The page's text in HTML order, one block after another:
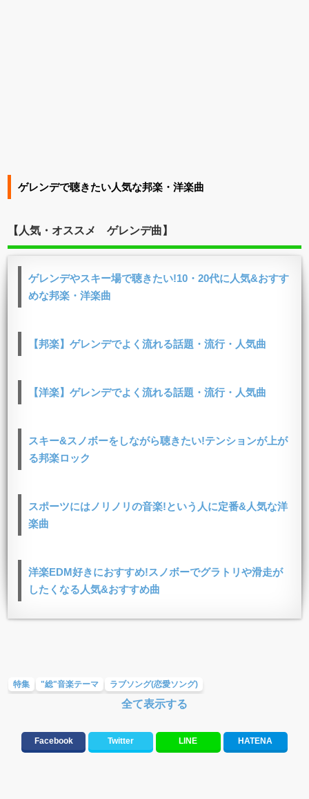
ゲレンデで聴きたい人気な邦楽・洋楽曲
【人気・オススメ ゲレンデ曲】
ゲレンデやスキー場で聴きたい!10・20代に人気&おすす
めな邦楽・洋楽曲
【邦楽】ゲレンデでよく流れる話題・流行・人気曲
【洋楽】ゲレンデでよく流れる話題・流行・人気曲
スキー&スノボーをしながら聴きたい!テンションが上が
る邦楽ロック
スポーツにはノリノリの音楽!という人に定番&人気な洋
楽曲
洋楽EDM好きにおすすめ!スノボーでグラトリや滑走が
したくなる人気&おすすめ曲
特集 "総"音楽テーマ ラブソング(恋愛ソング)
お別れの曲・旅立ちの歌
元気が出る歌・やる気が出る曲・明るい曲・楽しい歌・勇気が出る歌
全て表示する
Facebook Twitter LINE HATENA